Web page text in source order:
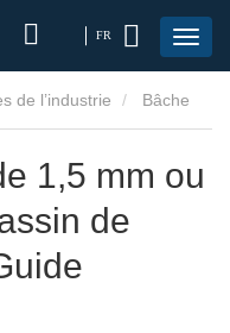
FR
de l’industrie
1,5 mm ou
de